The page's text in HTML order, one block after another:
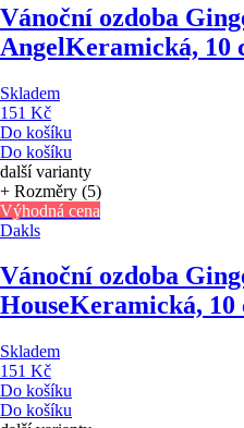
Vánoční ozdoba
AngelKeramická, 10
Skladem
151 Kč
Do košíku
Do košíku
další varianty
+ Rozměry (5)
Výhodná cena
Dakls
Vánoční ozdoba
HouseKeramická, 10
Skladem
151 Kč
Do košíku
Do košíku